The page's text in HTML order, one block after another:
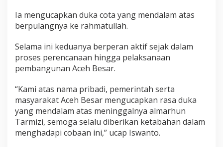
Ia mengucapkan duka cota yang mendalam atas
berpulangnya ke rahmatullah.
Selama ini keduanya berperan aktif sejak dalam
proses perencanaan hingga pelaksanaan
pembangunan Aceh Besar.
“Kami atas nama pribadi, pemerintah serta
masyarakat Aceh Besar mengucapkan rasa duka
yang mendalam atas meninggalnya almarhun
Tarmizi, semoga selalu diberikan ketabahan dalam
menghadapi cobaan ini,” ucap Iswanto.